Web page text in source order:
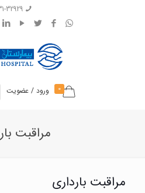
32929
0 ورود / عضویت
مراقبت
مراقبت بارداری